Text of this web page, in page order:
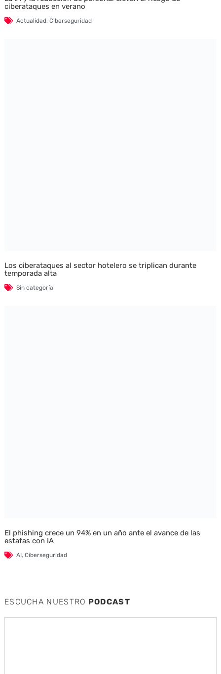
ciberataques en verano
Actualidad, Ciberseguridad
Los ciberataques al sector hotelero se triplican durante
temporada alta
Sin categoría
El phishing crece un 94% en un año ante el avance de las
estafas con IA
AI, Ciberseguridad
ESCUCHA NUESTRO PODCAST